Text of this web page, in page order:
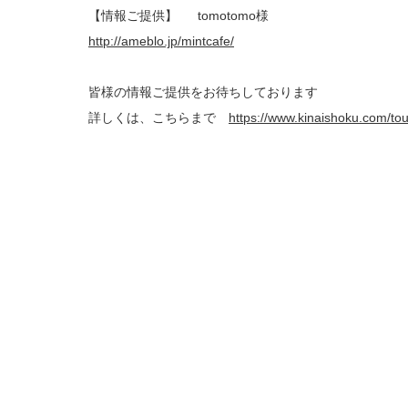
【情報ご提供】 tomotomo様
http://ameblo.jp/mintcafe/
皆様の情報ご提供をお待ちしております
詳しくは、こちらまで https://www.kinaishoku.com/